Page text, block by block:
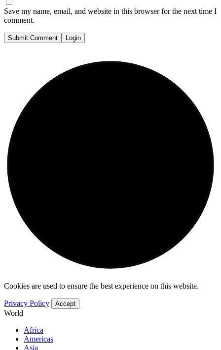
Save my name, email, and website in this browser for the next time I
comment.
Submit Comment Login
Cookies are used to ensure the best experience on this website.
Privacy Policy Accept
World
Africa
Americas
Asia